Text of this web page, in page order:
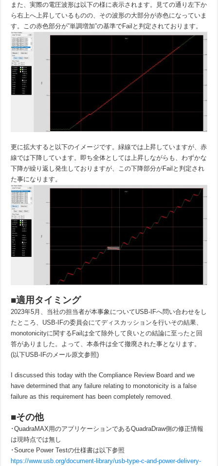
また、実際の電圧波形は以下の様に表示されます。見ての通り左下か
ら右上へ上昇しているものの、その波形の大部分が赤色になっていま
す。この赤色部分が”単調増加”の基準でFailと判定されております。
更に拡大すると以下のイメージです。緑線では上昇していますが、赤
線では下降しています。即ち全体としては上昇しながらも、わずかな
下降が繰り返し発生しておりますが、この下降部分がFailと判定され
た事になります。
■適用タイミング
2023年5月、当社の担当者が本事象についてUSB-IFへ問い合わせをし
たところ、USB-IFの委員会にてディスカッションを行いその結果、
monotonicityに関するFailは全て除外して良いとの結論に至ったと回
答がありました。よって、本条件は全て撤廃された事となります。
(以下USB-IFのメール原文参照)
I discussed this today with the Compliance Review Board and we
have determined that any failure relating to monotonicity is a false
failure as this requirement has been completely removed.
■その他
･QuadraMAX用のアプリケーションであるQuadraDraw側の修正情報
は現時点では無し
･Source Power Testの仕様書は以下参照
htps://www.usb.org/document-library/usb-type-c-and-power-delivery-